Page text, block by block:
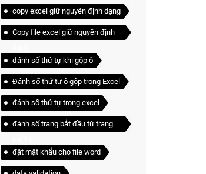
copy excel giữ nguyên định dạng
Copy file excel giữ nguyên định
đánh số thứ tự khi gộp ô
Đánh số thứ tự ô gộp trong Excel
đánh số thứ tự trong excel
đánh số trang bắt đầu từ trang
đặt mật khẩu cho file word